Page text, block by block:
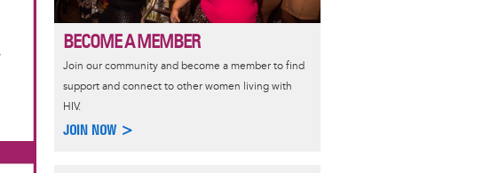
BECOME A MEMBER
Join our community and become a member to find
support and connect to other women living with
HIV.
JOIN NOW >